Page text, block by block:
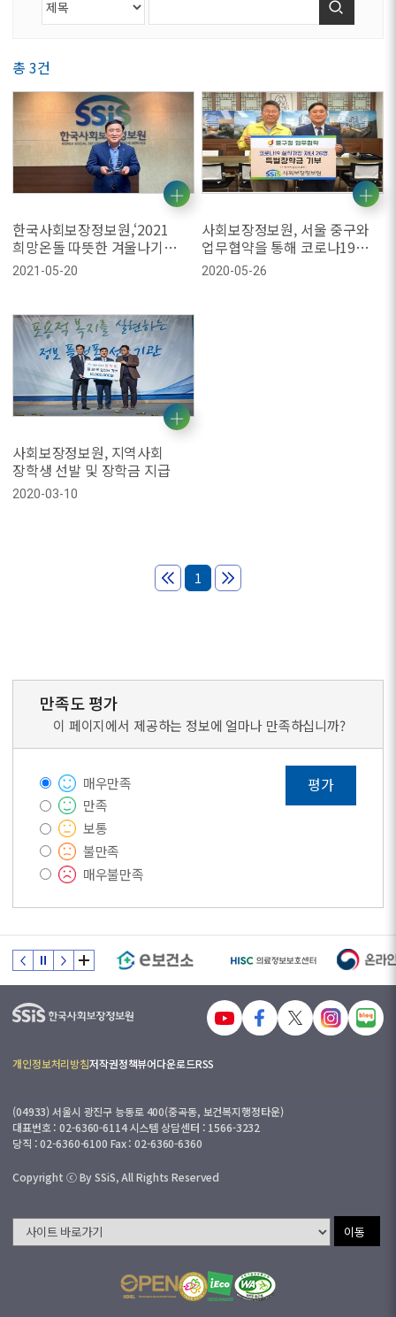
총 3건
한국사회보장정보원,‘2021
희망온돌 따뜻한 겨울나기
사업’우수기부 표창
2021-05-20
사회보장정보원, 서울 중구와
업무협약을 통해 코로나19
실직가정 청소년에게 장학금
후원
2020-05-26
사회보장정보원, 지역사회
장학생 선발 및 장학금 지급
2020-03-10
1
만족도 평가
이 페이지에서 제공하는 정보에 얼마나 만족하십니까?
매우만족
만족
보통
불만족
매우불만족
평가
개인정보처리방침저작권정책뷰어다운로드RSS
(04933) 서울시 광진구 능동로 400(중곡동, 보건복지행정타운)
대표번호 : 02-6360-6114 시스템 상담센터 : 1566-3232
당직 : 02-6360-6100 Fax : 02-6360-6360
Copyright ⓒ By SSiS, All Rights Reserved
이동